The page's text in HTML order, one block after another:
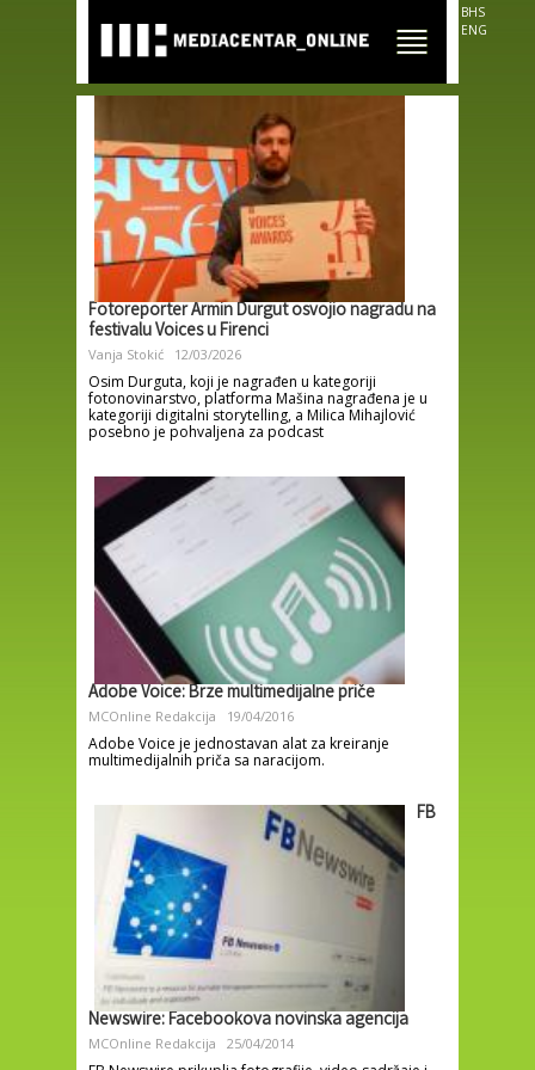
main
content
BHS
ENG
Fotoreporter Armin Durgut osvojio nagradu na
festivalu Voices u Firenci
Vanja Stokić 12/03/2026
Osim Durguta, koji je nagrađen u kategoriji
fotonovinarstvo, platforma Mašina nagrađena je u
kategoriji digitalni storytelling, a Milica Mihajlović
posebno je pohvaljena za podcast
Adobe Voice: Brze multimedijalne priče
MCOnline Redakcija 19/04/2016
Adobe Voice je jednostavan alat za kreiranje
multimedijalnih priča sa naracijom.
FB
Newswire: Facebookova novinska agencija
MCOnline Redakcija 25/04/2014